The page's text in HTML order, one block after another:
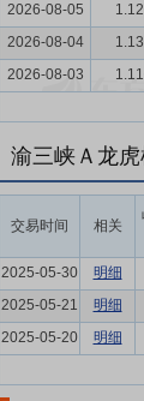
要点4：涂料行业
5.00%。全国规
户）485,186亿元
进，国内生产总
要点5： 品牌积淀
的综合性涂料生
重防腐涂料，同
迎的十强防腐涂
矩阵构建钢铁防
要点6：区域网络
庆、成都、新疆
势，以“远交近攻
优”战略引擎——
2026-08-05
2026-08-04
2026-08-03
渝三峡Ａ龙
交易时间 相关
2025-05-30 明细
2025-05-21
明细
2025-05-20
明细